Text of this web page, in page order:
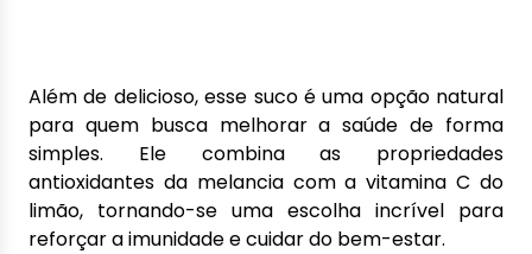
Além de delicioso, esse suco é uma opção natural
para quem busca melhorar a saúde de forma
simples. Ele combina as propriedades
antioxidantes da melancia com a vitamina C do
limão, tornando-se uma escolha incrível para
reforçar a imunidade e cuidar do bem-estar.